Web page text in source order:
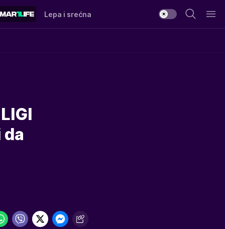
Lepa i srećna
da